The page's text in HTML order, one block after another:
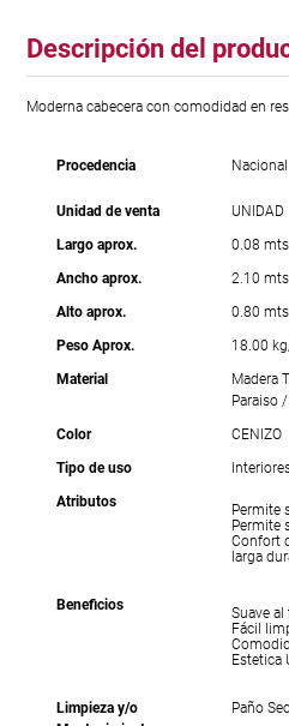
Descripción del
Moderna cabecera con comodidad en
Procedencia Nacional
Unidad de venta
UNIDAD
Largo aprox.
0.08 mts
Ancho aprox.
2.10 mts
Alto aprox.
0.80 mts
Peso Aprox.
18.00
Material
Madera
Paraiso
Color
CENIZO
Tipo de uso
Atributos
Permite
Permite
Confort
larga
Beneficios
Suave al
Fácil
Estetica
Limpieza y/o
Paño